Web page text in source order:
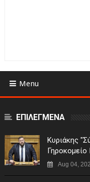
Menu
ΕΠΙΛΕΓΜΕΝΑ
Κυριάκης
Aug 04,